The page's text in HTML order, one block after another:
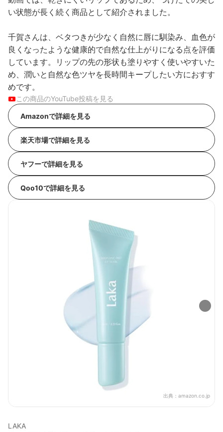
い状態が長く続く商品として紹介されました。
千賀さんは、ベタつきが少なく自然に唇に馴染み、血色が
良くなったような健康的で自然な仕上がりになる点を評価
しています。リップの先の形状も塗りやすく使いやすいた
め、潤いと自然な色ツヤを長時間キープしたい方におすす
めです。
この商品のYouTube投稿を見る
Amazonで詳細を見る
楽天市場で詳細を見る
ヤフーで詳細を見る
Qoo10で詳細を見る
出典： amazon.co.jp
LAKA